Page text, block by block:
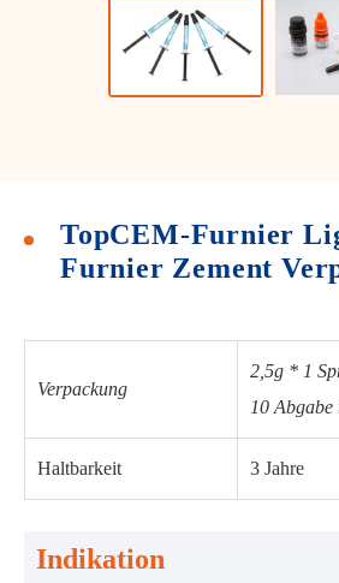
TopCEM-Furnier
Furnier Zement
Verpackung
2,5g * 1
10 Abgabe
Haltbarkeit 3 Jahre
Indikation